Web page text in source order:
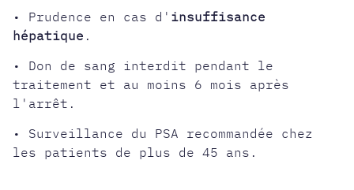
• Prudence en cas d' insuffisance
hépatique .
• Don de sang interdit pendant le
traitement et au moins 6 mois après
l'arrêt.
• Surveillance du PSA recommandée chez
les patients de plus de 45 ans.